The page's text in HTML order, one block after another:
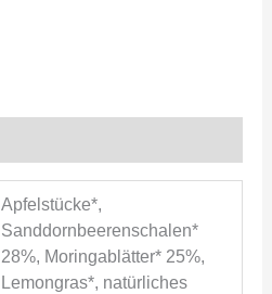
Apfelstücke*,
Sanddornbeerenschalen*
28%, Moringablätter* 25%,
Lemongras*, natürliches